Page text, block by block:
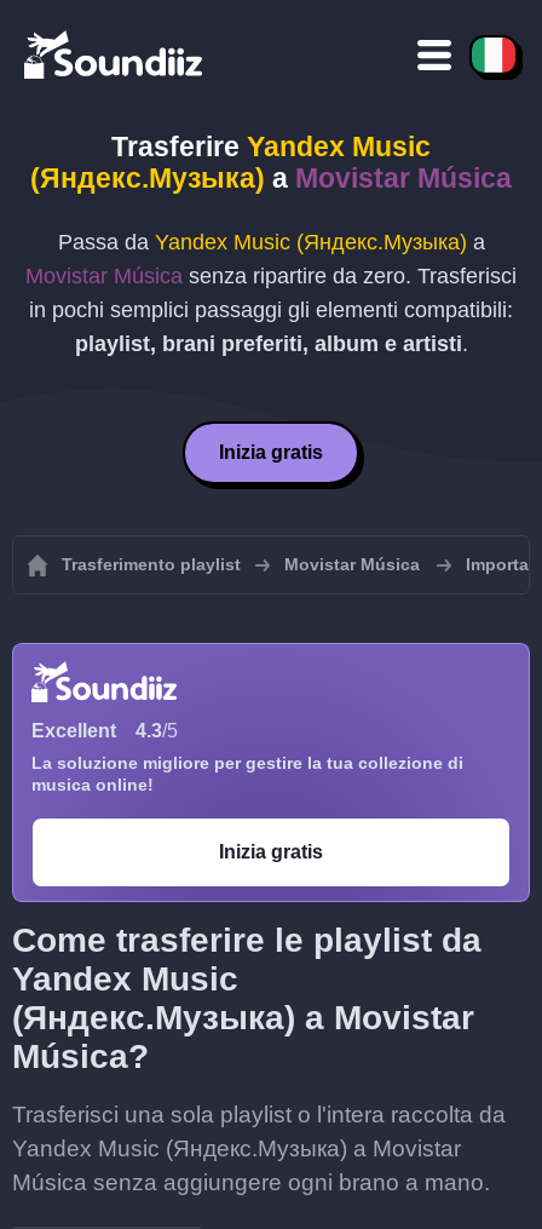
Trasferire Yandex Music
(Яндекс.Музыка) a Movistar Música
Passa da Yandex Music (Яндекс.Музыка) a
Movistar Música senza ripartire da zero. Trasferisci
in pochi semplici passaggi gli elementi compatibili:
playlist, brani preferiti, album e artisti.
Inizia gratis
Trasferimento playlist Movistar Música Importa
Excellent 4.3/5
La soluzione migliore per gestire la tua collezione di
musica online!
Inizia gratis
Come trasferire le playlist da
Yandex Music
(Яндекс.Музыка) a Movistar
Música?
Trasferisci una sola playlist o l'intera raccolta da
Yandex Music (Яндекс.Музыка) a Movistar
Música senza aggiungere ogni brano a mano.